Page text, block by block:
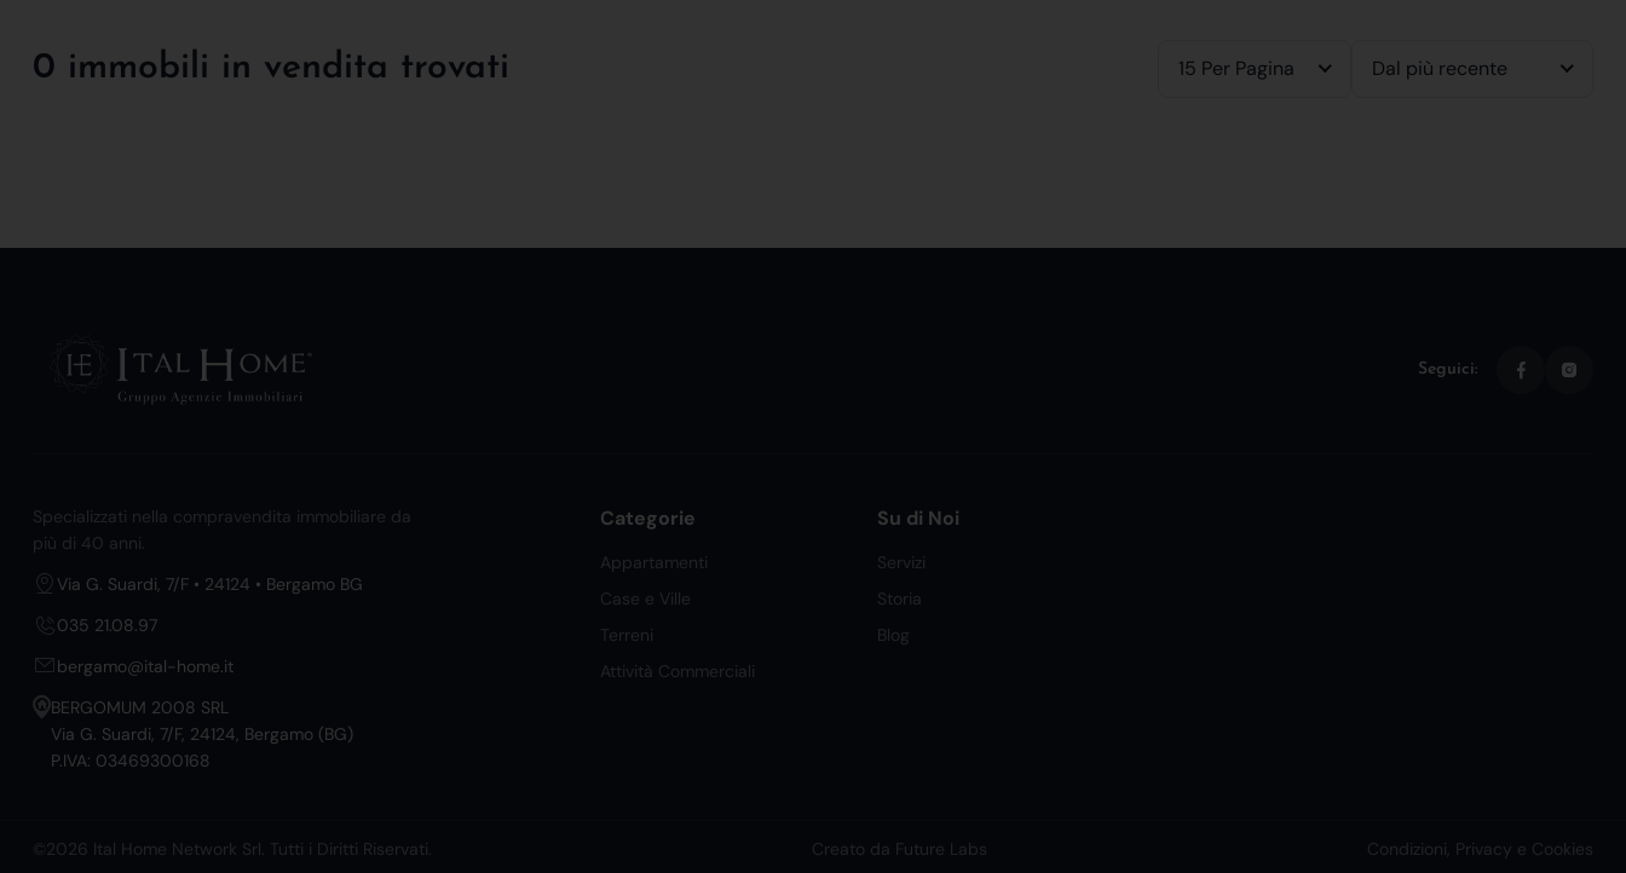
0 immobili in vendita trovati 15 Per Pagina Dal più recente
Seguici:
Specializzati nella compravendita immobiliare da
più di 40 anni.
Via G. Suardi, 7/F • 24124 • Bergamo BG
035 21.08.97
bergamo@ital-home.it
BERGOMUM 2008 SRL
Via G. Suardi, 7/F, 24124, Bergamo (BG)
P.IVA: 03469300168
Categorie
Appartamenti
Case e Ville
Terreni
Attività Commerciali
Su di Noi
Servizi
Storia
Blog
©2026 Ital Home Network Srl. Tutti i Diritti Riservati. Creato da Future Labs Condizioni, Privacy e Cookies